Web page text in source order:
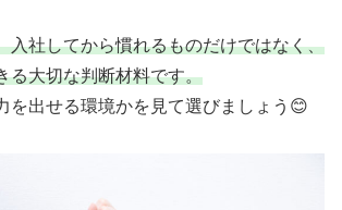
入社してから慣れるものだけではなく、
る大切な判断材料です。
を出せる環境かを見て選びましょう😊